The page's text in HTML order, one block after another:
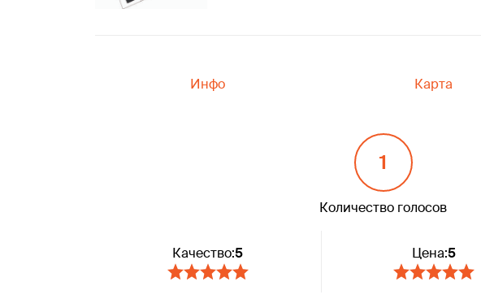
Инфо Карта
1
Количество голосов
Качество:5 Цена:5